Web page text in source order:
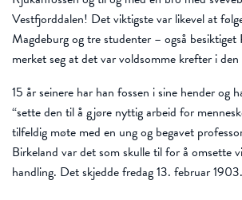
Vestfjorddalen! Det viktigste var likevel at
Magdeburg og tre studenter – også besiktiget
merket seg at det var voldsomme krefter i den
15 år seinere har han fossen i sine hender og
“sette den til å gjøre nyttig arbeid for
tilfeldig møte med en ung og begavet
Birkeland var det som skulle til for å omsette
handling. Det skjedde fredag 13. februar 1903.